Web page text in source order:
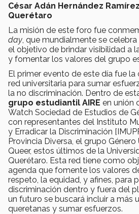
César Adán Hernández
Querétaro
La misión de este foro fue
day , que mundialmente se
el objetivo de brindar visibilidad a
y fomentar los valores del grupo
El primer evento de este día fue
red universitaria para sumar
la no discriminación. Dentro de
grupo estudiantil AIRE en unión
Watch Sociedad de Estudios de
con representantes del Instituto
y Erradicar la Discriminación
Provincia Diversa, el grupo Género
Queer, estos últimos de la
Querétaro. Esta red tiene como
agenda que fomente los valores
respeto, la equidad, y afines, para
discriminación dentro y fuera del
un futuro se buscará incluir a más
queretanas y sumar esfuerzos.